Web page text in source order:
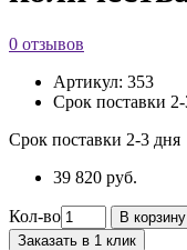
0 отзывов
Артикул: 353
Срок поставки
Срок поставки 2-3 дня
39 820 руб.
Кол-во
В корзину
Заказать в 1 клик